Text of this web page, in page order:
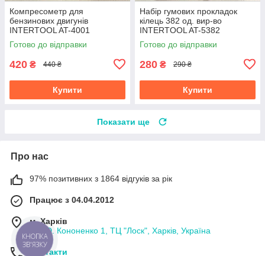
Компресометр для
бензинових двигунів
INTERTOOL AT-4001
Готово до відправки
420 ₴ 440 ₴
Купити
Набір гумових прокладок
кілець 382 од. вир-во
INTERTOOL AT-5382
Готово до відправки
280 ₴ 290 ₴
Купити
Показати ще
Про нас
97% позитивних з 1864 відгуків за рік
Працює з 04.04.2012
м. Харків
пл. Ю. Кононенко 1, ТЦ "Лоск", Харків, Україна
Контакти
КНОПКА
ЗВ'ЯЗКУ